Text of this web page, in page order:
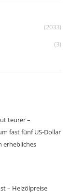
(2033)
(3)
teurer –
fast fünf US-Dollar
erhebliches
– Heizölpreise